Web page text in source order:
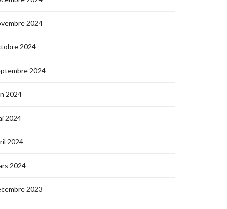
2024
2024
2024
2024
2024
2024
2024
2023